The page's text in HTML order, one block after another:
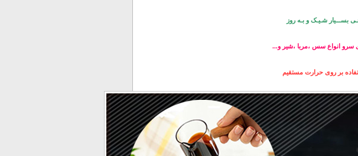
بســـیار شـیـک و بـه روز
سرو انواع سس ،مربا ،شیر و...
بر روی حرارت مستقیم